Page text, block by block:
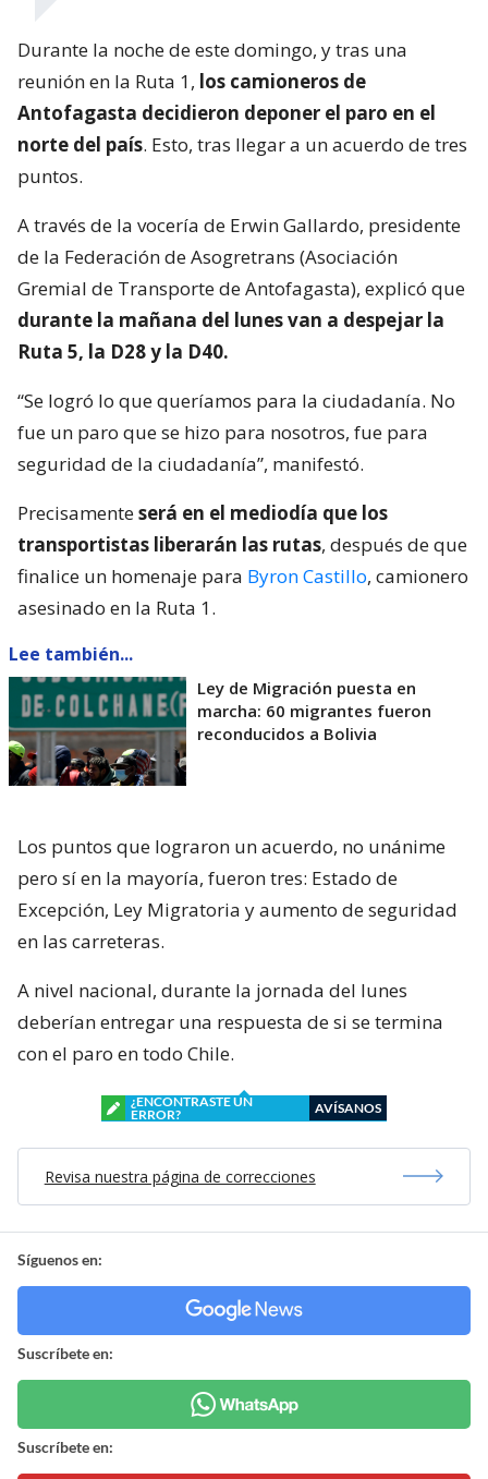
Durante la noche de este domingo, y tras una
reunión en la Ruta 1, los camioneros de
Antofagasta decidieron deponer el paro en el
norte del país. Esto, tras llegar a un acuerdo de tres
puntos.
A través de la vocería de Erwin Gallardo, presidente
de la Federación de Asogretrans (Asociación
Gremial de Transporte de Antofagasta), explicó que
durante la mañana del lunes van a despejar la
Ruta 5, la D28 y la D40.
“Se logró lo que queríamos para la ciudadanía. No
fue un paro que se hizo para nosotros, fue para
seguridad de la ciudadanía”, manifestó.
Precisamenteserá en el mediodía que los
transportistas liberarán las rutas, después de que
finalice un homenaje para Byron Castillo, camionero
asesinado en la Ruta 1.
Lee también...
Ley de Migración puesta en
marcha: 60 migrantes fueron
reconducidos a Bolivia
Los puntos que lograron un acuerdo, no unánime
pero sí en la mayoría, fueron tres: Estado de
Excepción, Ley Migratoria y aumento de seguridad
en las carreteras.
A nivel nacional, durante la jornada del lunes
deberían entregar una respuesta de si se termina
con el paro en todo Chile.
¿ENCONTRASTE UN
ERROR?
AVÍSANOS
Revisa nuestra página de correcciones
Síguenos en:
Suscríbete en:
Suscríbete en: